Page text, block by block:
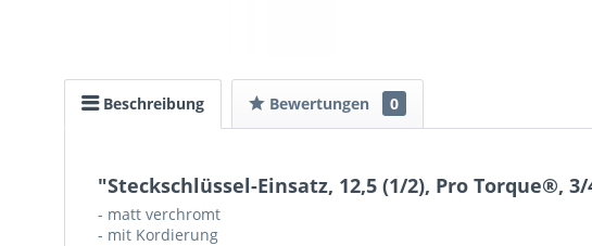
Beschreibung Bewertungen 0
"Steckschlüssel-Einsatz, 12,5 (1/2), Pro Torque®,
- matt verchromt
- mit Kordierung